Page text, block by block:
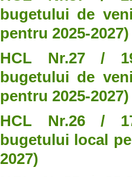
bugetului de
pentru 2025-2027)
HCL Nr.27 /
bugetului de
pentru 2025-
HCL Nr.26 /
bugetului local
2027)